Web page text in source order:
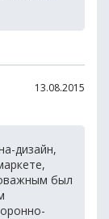
13.08.2015
дизайн,
был